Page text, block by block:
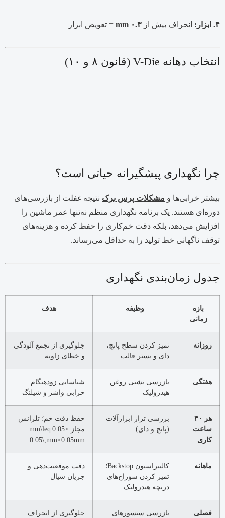
۴. ابزار: انحراف بیش از ۰.۳ mm = تعویض ابزار
انتخاب دهانه V-Die (قانون ۸ و ۱۰)
چرا نگهداری پیشگیرانه حیاتی است؟
بیشتر خرابی‌ها و مشکلات پرس برک نتیجه غفلت از بازرسی‌های
دوره‌ای هستند. یک برنامه نگهداری منظم نه‌تنها عمر ماشین را
افزایش می‌دهد، بلکه دقت خم‌کاری را حفظ کرده و هزینه‌های
توقف ناگهانی خط تولید را به حداقل می‌رساند.
جدول زمان‌بندی نگهداری
بازه
زمانی
وظیفه هدف
روزانه
تمیز کردن سطح پانچ،
دای و بستر قالب
جلوگیری از تجمع آلودگی
و خطای زاویه
هفتگی
بازرسی نشتی روغن
هیدرولیک
شناسایی زودهنگام
خرابی واشر و شیلنگ
هر ۴۰
ساعت
کاری
بررسی تراز ابزارآلات
(پانچ و دای)
حفظ دقت خم؛ تلرانس
مجاز
≤0.05 mm\leq
0.05\,mm≤0.05mm
ماهانه
کالیبراسیون Backstop؛
تمیز کردن سوراخ‌های
دریچه هیدرولیک
دقت موقعیت‌دهی و
جریان سیال
فصلی
بازرسی سنسورهای
جلوگیری از انحراف